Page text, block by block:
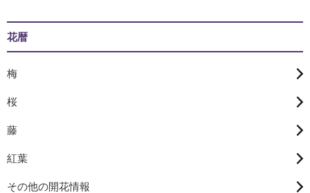
花暦
梅
桜
藤
紅葉
その他の開花情報